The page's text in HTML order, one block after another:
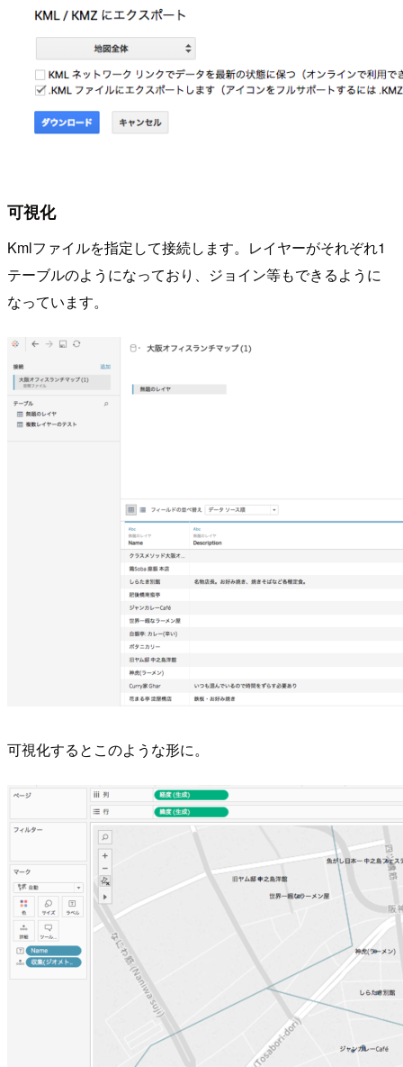
可視化
Kmlファイルを指定して接続します。レイヤーがそれぞれ1
テーブルのようになっており、ジョイン等もできるように
なっています。
可視化するとこのような形に。